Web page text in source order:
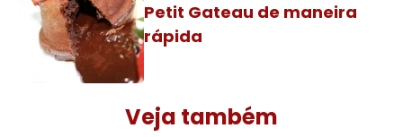
Petit Gateau de maneira
rápida
Veja também